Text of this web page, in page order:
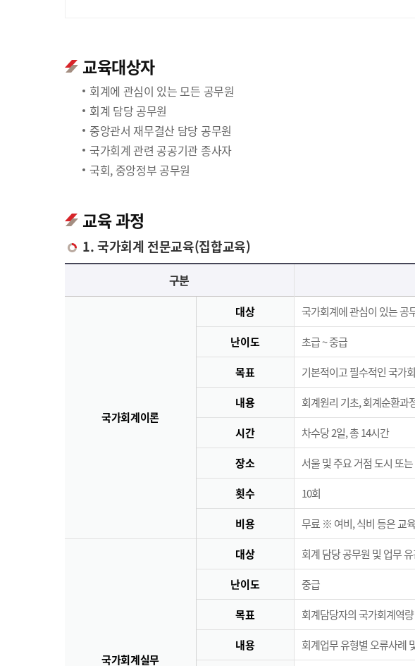
교육대상자
회계에 관심이 있는 모든 공무원
회계 담당 공무원
중앙관서 재무결산 담당 공무원
국가회계 관련 공공기관 종사자
국회, 중앙정부 공무원
교육 과정
1. 국가회계 전문교육(집합교육)
국가회계 전문교육(집합교육)에 대한 안내 표로 국가회계이론, 국가회계실무, 재무결산실무로 구분되며 이에 해당하는 내용으로 구성되어 있습니다.
구분
국가회계이론
대상 국가회계에 관심이 있는 공
난이도 초급 ~ 중급
목표 기본적이고 필수적인 국가
내용 회계원리 기초, 회계순환과
시간 차수당 2일, 총 14시간
장소 서울 및 주요 거점 도시 또
횟수 10회
비용 무료 ※ 여비, 식비 등은 교
국가회계실무
대상 회계 담당 공무원 및 업무
난이도 중급
목표 회계담당자의 국가회계역
내용 회계업무 유형별 오류사례